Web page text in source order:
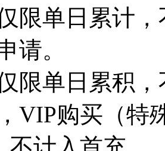
限单日累计
请。
限单日累积
VIP购买（特